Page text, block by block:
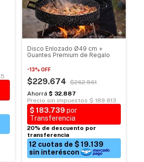
Disco Enlozado Ø49 cm +
Guantes Premium de Regalo
-13% OFF
$229.674 $262.561